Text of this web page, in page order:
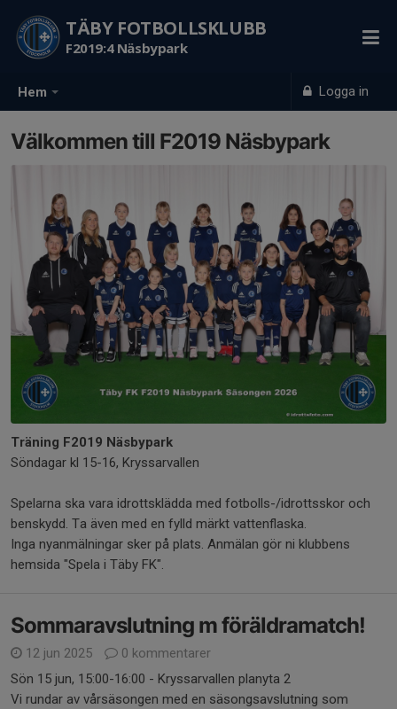
Hem Logga in
TÄBY FOTBOLLSKLUBB
F2019:4 Näsbypark
Välkommen till F2019 Näsbypark
Träning F2019 Näsbypark
Söndagar kl 15-16, Kryssarvallen
Spelarna ska vara idrottsklädda med fotbolls-/idrottsskor och
benskydd. Ta även med en fylld märkt vattenflaska.
Inga nyanmälningar sker på plats. Anmälan gör ni klubbens
hemsida "Spela i Täby FK".
Sommaravslutning m föräldramatch!
12 jun 2025
0 kommentarer
Sön 15 jun, 15:00-16:00 - Kryssarvallen planyta 2
Vi rundar av vårsäsongen med en säsongsavslutning som